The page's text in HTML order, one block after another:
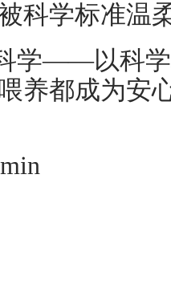
科学标准温
——以科学
养都成为安